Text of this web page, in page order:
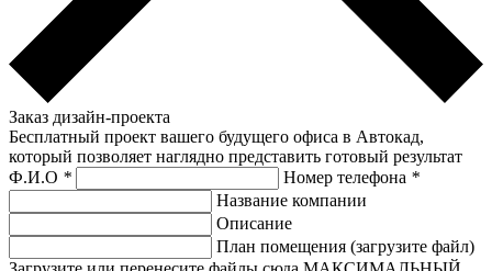
Заказ дизайн-проекта
Бесплатный проект вашего будущего офиса в Автокад,
который позволяет наглядно представить готовый результат
Ф.И.О * Номер телефона *
Название компании
Описание
План помещения (загрузите файл)